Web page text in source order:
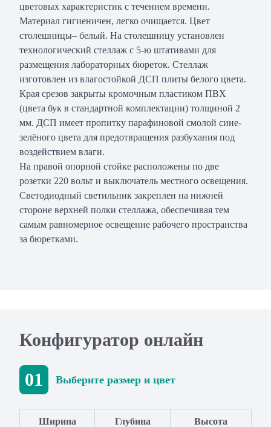
цветовых характеристик с течением времени.
Материал гигиеничен, легко очищается. Цвет
столешницы– белый. На столешницу установлен
технологический стеллаж с 5-ю штативами для
размещения лабораторных бюреток. Стеллаж
изготовлен из влагостойкой ДСП плиты белого цвета.
Края срезов закрыты кромочным пластиком ПВХ
(цвета бук в стандартной комплектации) толщиной 2
мм. ДСП имеет пропитку парафиновой смолой сине-
зелёного цвета для предотвращения разбухания под
воздействием влаги.
На правой опорной стойке расположены по две
розетки 220 вольт и выключатель местного освещения.
Светодиодный светильник закреплен на нижней
стороне верхней полки стеллажа, обеспечивая тем
самым равномерное освещение рабочего пространства
за бюретками.
Конфигуратор онлайн
01 Выберите размер и цвет
Ширина Глубина Высота